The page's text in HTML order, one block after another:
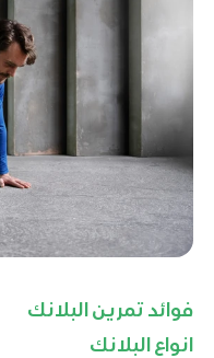
فوائد تمرين البلانك
انواع البلانك